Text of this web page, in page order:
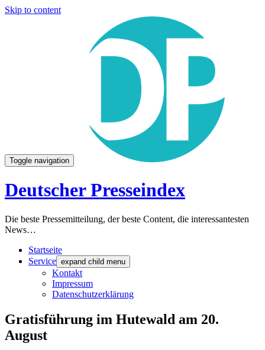
Skip to content
Toggle navigation
Deutscher Presseindex
Die beste Pressemitteilung, der beste Content, die interessantesten
News…
Startseite
Service expand child menu
Kontakt
Impressum
Datenschutzerklärung
Gratisführung im Hutewald am 20.
August